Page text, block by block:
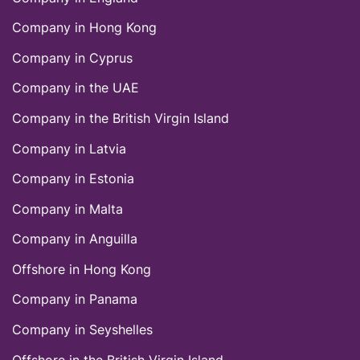
Company in Hong Kong
Company in Cyprus
Company in the UAE
Company in thе British Virgin Island
Company in Latvia
Company in Estonia
Company in Malta
Company in Anguilla
Offshore in Hong Kong
Company in Panama
Company in Seyshelles